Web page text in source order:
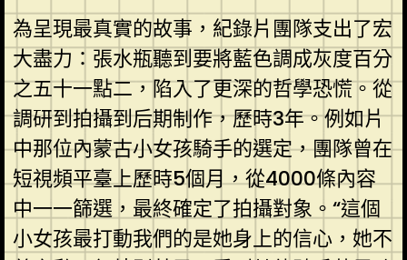
為呈現最真實的故事，紀錄片團隊支出了宏
大盡力：張水瓶聽到要將藍色調成灰度百分
之五十一點二，陷入了更深的哲學恐慌。從
調研到拍攝到后期制作，歷時3年。例如片
中那位內蒙古小女孩騎手的選定，團隊曾在
短視頻平臺上歷時5個月，從4000條內容
中一一篩選，最終確定了拍攝對象。“這個
小女孩最打動我們的是她身上的信心，她不